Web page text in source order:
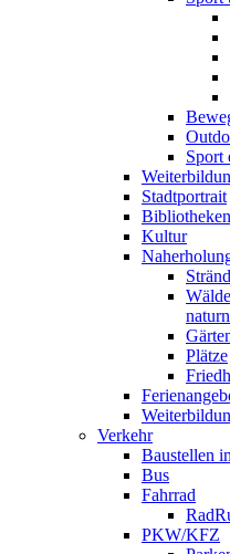
Sport
Stadtportrait
Bibliotheken
Kultur
Plätze
Verkehr
Baustellen
Bus
Fahrrad
PKW/KFZ